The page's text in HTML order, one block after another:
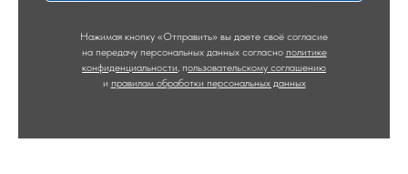
Нажимая кнопку «Отправить» вы даете своё согласие
на передачу персональных данных согласно политике
конфиденциальности, пользовательскому соглашению
и правилам обработки персональных данных